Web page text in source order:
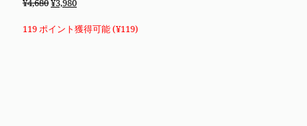
で
た。
す。
¥4,680
価
¥3,980
の
119 ポイント獲得可能 (¥119)